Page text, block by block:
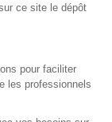
ce site le dépôt
pour faciliter
les professionnels